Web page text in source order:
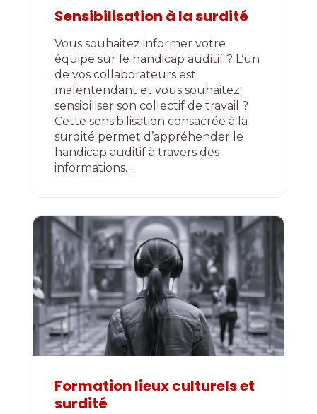
Sensibilisation à la surdité
Vous souhaitez informer votre
équipe sur le handicap auditif ? L’un
de vos collaborateurs est
malentendant et vous souhaitez
sensibiliser son collectif de travail ?
Cette sensibilisation consacrée à la
surdité permet d’appréhender le
handicap auditif à travers des
informations…
Formation lieux culturels et
surdité